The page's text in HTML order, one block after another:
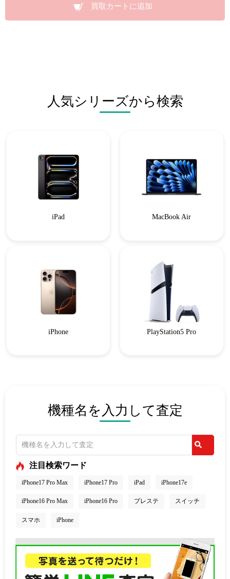
買取カートに追加
人気シリーズから検索
iPad MacBook Air
iPhone PlayStation5 Pro
機種名を入力して査定
注目検索ワード
iPhone17 Pro Max iPhone17 Pro iPad iPhone17e
iPhone16 Pro Max iPhone16 Pro プレステ スイッチ
スマホ iPhone